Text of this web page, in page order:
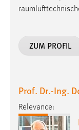
Prof. Dr.-Ing.